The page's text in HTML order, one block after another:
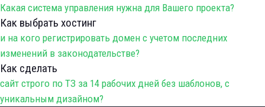
Какая система управления нужна для Вашего проекта?
Как выбрать хостинг
и на кого регистрировать домен с учетом последних
изменений в законодательстве?
Как сделать
сайт строго по ТЗ за 14 рабочих дней без шаблонов, с
уникальным дизайном?